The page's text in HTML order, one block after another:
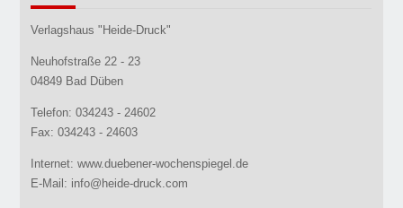
Verlagshaus "Heide-Druck"
Neuhofstraße 22 - 23
04849 Bad Düben
Telefon: 034243 - 24602
Fax: 034243 - 24603
Internet: www.duebener-wochenspiegel.de
E-Mail: info@heide-druck.com